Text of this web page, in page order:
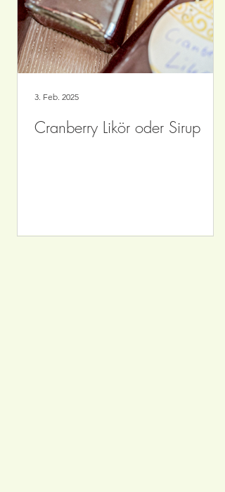
Cranberry Likör oder Sirup
3. Feb. 2025